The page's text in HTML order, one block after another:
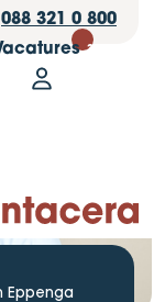
088 321 0 800
30
Mijn
Eppenga